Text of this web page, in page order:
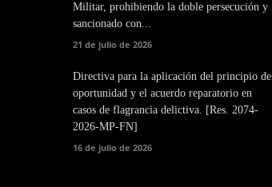
Militar, prohibiendo la doble persecución y
sancionado con...
21 de julio de 2026
Directiva para la aplicación del principio de
oportunidad y el acuerdo reparatorio en
casos de flagrancia delictiva. [Res. 2074-
2026-MP-FN]
16 de julio de 2026